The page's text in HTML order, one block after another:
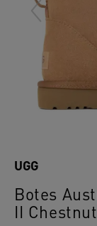
Botes
II Chestnut
UGG